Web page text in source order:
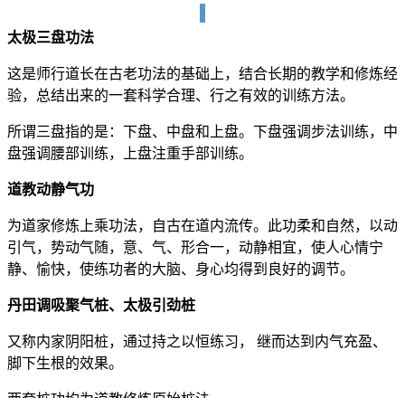
太极三盘功法
这是师行道长在古老功法的基础上，结合长期的教学和修炼经
验，总结出来的一套科学合理、行之有效的训练方法。
所谓三盘指的是：下盘、中盘和上盘。下盘强调步法训练，中
盘强调腰部训练，上盘注重手部训练。
道教动静气功
为道家修炼上乘功法，自古在道内流传。此功柔和自然，以动
引气，势动气随，意、气、形合一，动静相宜，使人心情宁
静、愉快，使练功者的大脑、身心均得到良好的调节。
丹田调吸聚气桩、太极引劲桩
又称内家阴阳桩，通过持之以恒练习， 继而达到内气充盈、
脚下生根的效果。